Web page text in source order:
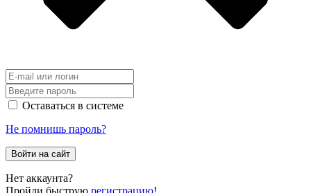
Оставаться в системе
Не помнишь пароль?
Войти на сайт
Нет аккаунта?
Пройди быструю регистрацию!